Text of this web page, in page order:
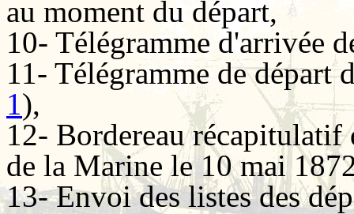
au moment du départ,
10- Télégramme d'arrivée
11- Télégramme de
1),
12- Bordereau récapitulatif
de la Marine le 10 mai
13- Envoi des listes des